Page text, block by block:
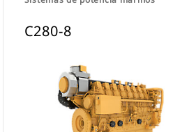
C280-8